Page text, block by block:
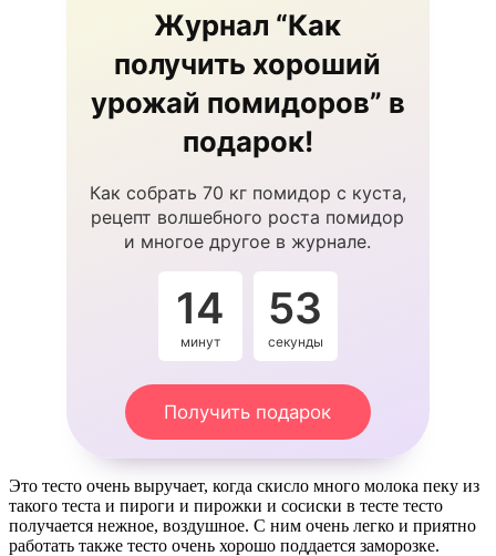
Журнал “Как
получить хороший
урожай помидоров” в
подарок!
Как собрать 70 кг помидор с куста,
рецепт волшебного роста помидор
и многое другое в журнале.
14
минут
53
секунды
Получить подарок
Это тесто очень выручает, когда скисло много молока пеку из
такого теста и пироги и пирожки и сосиски в тесте тесто
получается нежное, воздушное. С ним очень легко и приятно
работать также тесто очень хорошо поддается заморозке.